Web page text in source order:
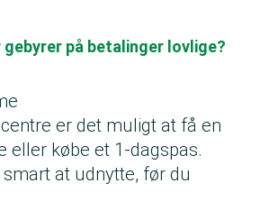
gebyrer på betalinger lovlige?
er det muligt at få en
eller købe et 1-dagspas.
at udnytte, før du